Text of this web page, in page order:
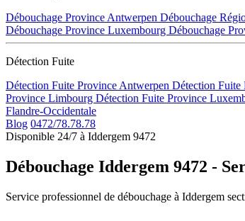
Débouchage Province Antwerpen Débouchage
Débouchage Province Luxembourg Débouchage
Détection Fuite
Détection Fuite Province Antwerpen Détection Fuite
Province Limbourg Détection Fuite Province
Flandre-Occidentale
Blog 0472/78.78.78
Disponible 24/7 à Iddergem 9472
Débouchage Iddergem 9472 -
Service professionnel de débouchage à Iddergem